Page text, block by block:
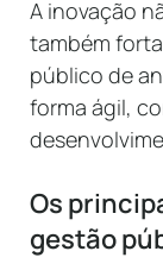
A inovação
também
público de
forma ágil,
Os
gestão